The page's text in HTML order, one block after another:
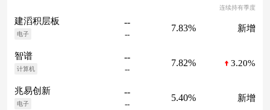
连续持有季度
建滔积层板
电子
--
--
7.83% 新增
智谱
计算机
--
--
7.82% 3.20%
兆易创新
电子
--
--
5.40% 新增